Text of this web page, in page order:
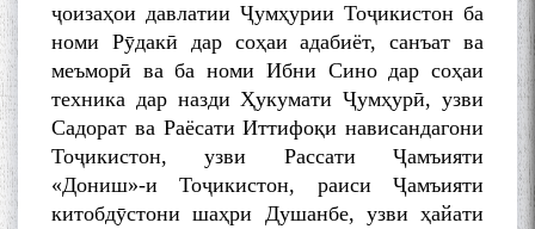
ҷоизаҳои давлатии Ҷумҳурии Тоҷикистон ба
номи Рӯдакӣ дар соҳаи адабиёт, санъат ва
меъморӣ ва ба номи Ибни Сино дар соҳаи
техника дар назди Ҳукумати Ҷумҳурӣ, узви
Садорат ва Раёсати Иттифоқи нависандагони
Тоҷикистон, узви Рассати Ҷамъияти
«Дониш»-и Тоҷикистон, раиси Ҷамъияти
китобдӯстони шаҳри Душанбе, узви ҳайати